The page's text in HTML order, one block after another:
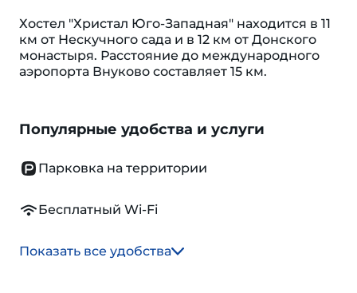
Хостел "Христал Юго-Западная" находится в 11
км от Нескучного сада и в 12 км от Донского
монастыря. Расстояние до международного
аэропорта Внуково составляет 15 км.
Популярные удобства и услуги
Парковка на территории
Бесплатный Wi-Fi
Показать все удобства